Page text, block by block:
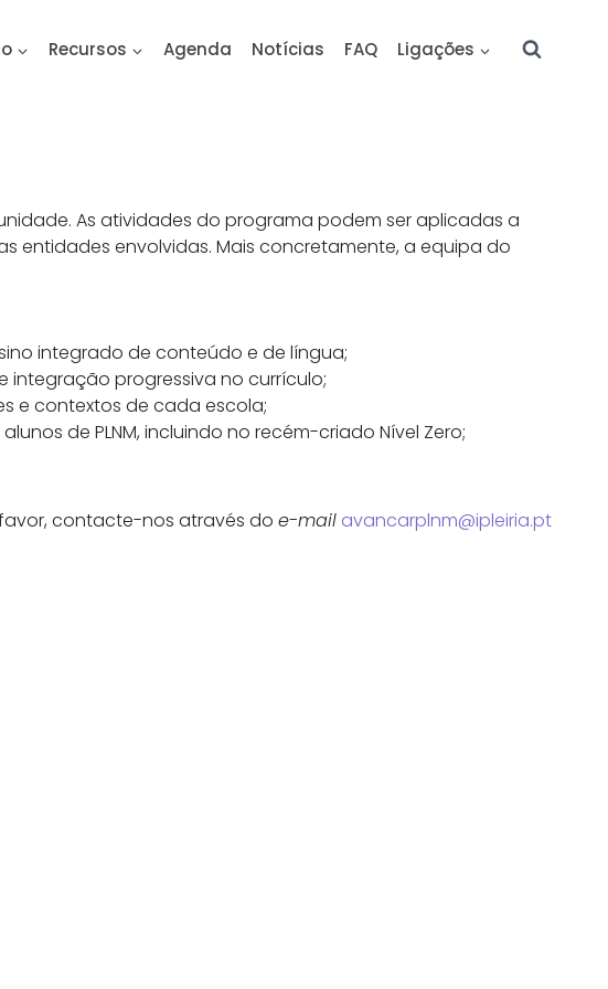
Recursos Agenda Notícias FAQ Ligações
As atividades do programa podem ser aplicadas a
entidades envolvidas. Mais concretamente, a equipa do
integrado de conteúdo e de língua;
progressiva no currículo;
e contextos de cada escola;
de PLNM, incluindo no recém-criado Nível Zero;
contacte-nos através do e-mail avancarplnm@ipleiria.pt